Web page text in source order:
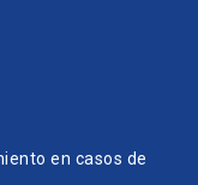
en casos de